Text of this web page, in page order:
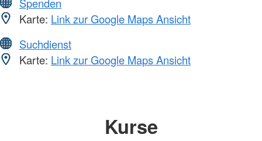
Karte: Link zur Google Maps Ansicht
Suchdienst
Karte: Link zur Google Maps Ansicht
Kurse